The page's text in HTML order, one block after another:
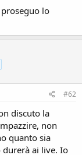
lo
#62
discuto la
non
quanto sia
ai live. Io